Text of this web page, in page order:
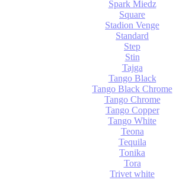
Spark Miedz
Square
Stadion Venge
Standard
Step
Stin
Tajga
Tango Black
Tango Black Chrome
Tango Chrome
Tango Copper
Tango White
Teona
Tequila
Tonika
Tora
Trivet white